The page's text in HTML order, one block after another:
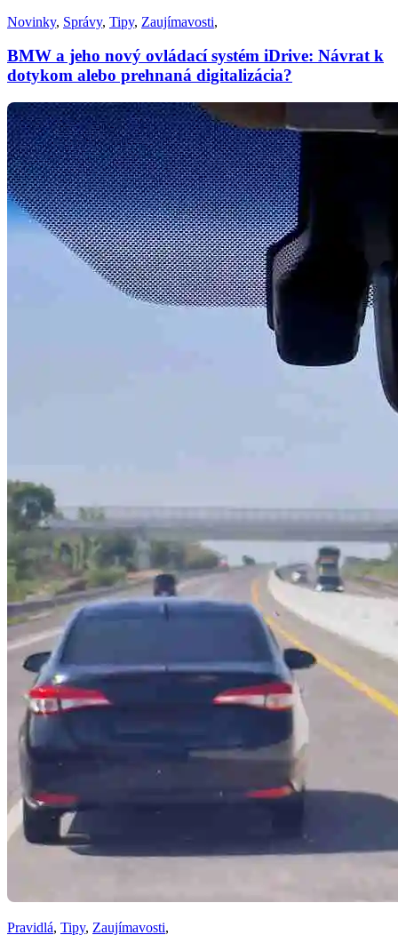
Novinky, Správy, Tipy, Zaujímavosti,
BMW a jeho nový ovládací systém iDrive: Návrat k
dotykom alebo prehnaná digitalizácia?
Pravidlá, Tipy, Zaujímavosti,